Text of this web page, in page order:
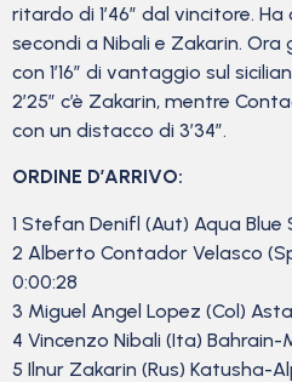
ritardo di 1’46” dal vincitore.
secondi a Nibali e Zakarin.
con 1’16” di vantaggio sul
2’25” c’è Zakarin, mentre
con un distacco di 3’34”.
ORDINE D’ARRIVO:
1 Stefan Denifl (Aut) Aqua Blue
2 Alberto Contador Velasco
0:00:28
3 Miguel Angel Lopez (Col)
4 Vincenzo Nibali (Ita) Bahrain-
5 Ilnur Zakarin (Rus) Katusha-